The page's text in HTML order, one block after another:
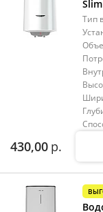
Slim
Тип
430,00 р.